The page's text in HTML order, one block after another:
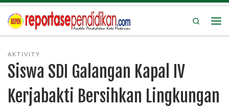
Search
AKTIVITY
Siswa SDI Galangan Kapal IV
Kerjabakti Bersihkan Lingkungan